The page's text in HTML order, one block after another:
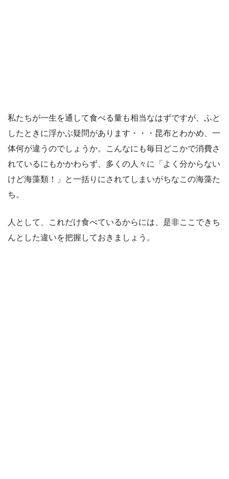
私たちが一生を通して食べる量も相当なはずですが、ふと
したときに浮かぶ疑問があります・・・昆布とわかめ、一
体何が違うのでしょうか。こんなにも毎日どこかで消費さ
れているにもかかわらず、多くの人々に「よく分からない
けど海藻類！」と一括りにされてしまいがちなこの海藻た
ち。
人として、これだけ食べているからには、是非ここできち
んとした違いを把握しておきましょう。